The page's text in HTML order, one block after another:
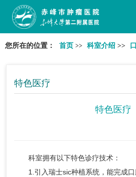
您所在的位置： 首页 >> 科室介绍 >>
特色医疗
特色医疗
科室拥有以下特色诊疗技术：
1.引入瑞士sic种植系统，能完成口